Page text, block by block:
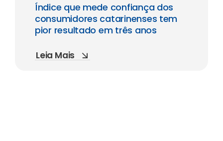
Índice que mede confiança dos
consumidores catarinenses tem
pior resultado em três anos
Leia Mais